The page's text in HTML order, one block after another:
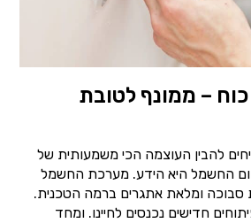
כוח – ממונף לטובת
להבין העוצמה הכי משמעותית של
החשמל היא הידע. מערכת החשמל
ומלאת אתגרים ברמה הטכנית.
חדישים נכנסים לחיינו. ומחד